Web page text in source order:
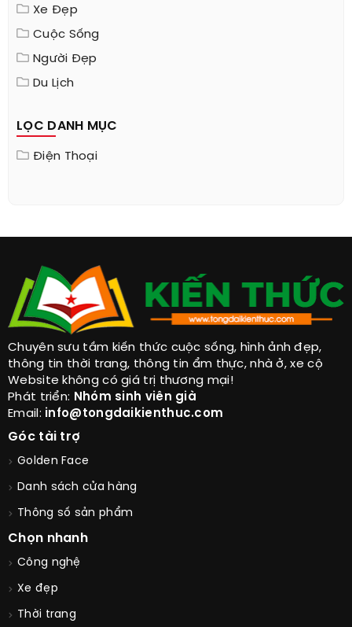
Xe Đẹp
Cuộc Sống
Người Đẹp
Du Lịch
LỌC DANH MỤC
Điện Thoại
Chuyên sưu tầm kiến thức cuộc sống, hình ảnh đẹp,
thông tin thời trang, thông tin ẩm thực, nhà ở, xe cộ
Website không có giá trị thương mại!
Phát triển: Nhóm sinh viên già
Email: info@tongdaikienthuc.com
Góc tài trợ
Golden Face
Danh sách cửa hàng
Thông số sản phẩm
Chọn nhanh
Công nghệ
Xe đẹp
Thời trang